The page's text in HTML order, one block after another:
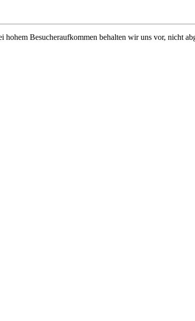
Besucheraufkommen behalten wir uns vor, nicht